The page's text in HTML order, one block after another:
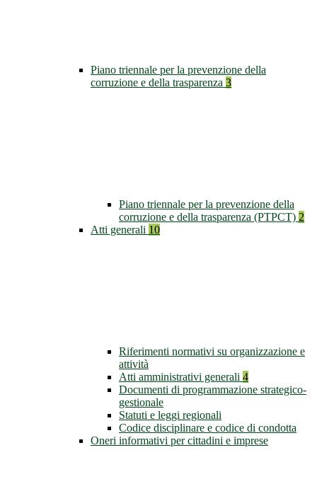
Piano triennale per la prevenzione della
corruzione e della trasparenza 3
Piano triennale per la prevenzione della
corruzione e della trasparenza (PTPCT) 2
Atti generali 10
Riferimenti normativi su organizzazione e
attività
Atti amministrativi generali 4
Documenti di programmazione strategico-
gestionale
Statuti e leggi regionali
Codice disciplinare e codice di condotta
Oneri informativi per cittadini e imprese